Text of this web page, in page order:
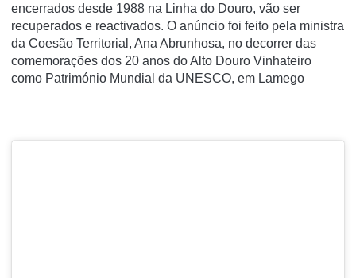
encerrados desde 1988 na Linha do Douro, vão ser
recuperados e reactivados. O anúncio foi feito pela ministra
da Coesão Territorial, Ana Abrunhosa, no decorrer das
comemorações dos 20 anos do Alto Douro Vinhateiro
como Património Mundial da UNESCO, em Lamego